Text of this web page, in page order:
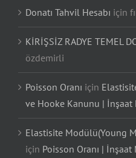
Donatı Tahvil Hesabı için
KİRİŞSİZ RADYE TEMEL
özdemirli
Poisson Oranı için
ve Hooke Kanunu |
Elastisite Modülü(Young
için Poisson Oranı |